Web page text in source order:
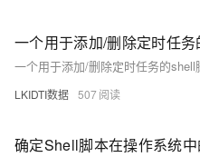
一个用于添加/删除定时任
一个用于添加/删除定时任务的shell
LKIDTI数据 507
确定Shell脚本在操作系统中